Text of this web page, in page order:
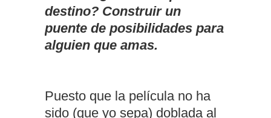
destino? Construir un
puente de posibilidades para
alguien que amas.
Puesto que la película no ha
sido (que yo sepa) doblada al